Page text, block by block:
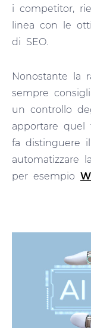
i competitor,
linea con le
di SEO.
Nonostante la
sempre
un controllo
apportare quel
fa distinguere
automatizzare
per esempio